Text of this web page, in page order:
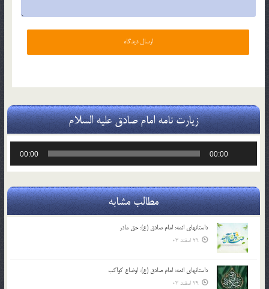
زیارت نامه امام صادق علیه السلام
00:00
00:00
مطالب مشابه
داستانهای ائمه: امام صادق (ع): حق مادر
29 اسفند 03
داستانهای ائمه: امام صادق (ع): اوضاع کواکب
29 اسفند 03